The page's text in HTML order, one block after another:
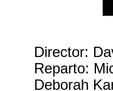
Director:
Reparto:
Deborah